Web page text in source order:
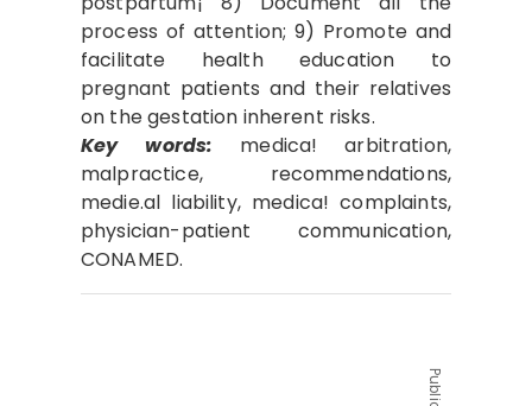
process of attention; 9) Promote and
facilitate health education to
pregnant patients and their relatives
on the gestation inherent risks.
Key words: medica! arbitration,
malpractice, recommendations,
medie.al liability, medica! complaints,
physician-patient communication,
CONAMED.